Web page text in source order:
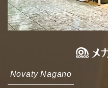
Novaty Nagano